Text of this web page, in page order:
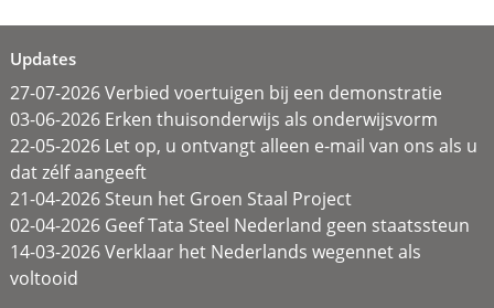
Updates
27-07-2026 Verbied voertuigen bij een demonstratie
03-06-2026 Erken thuisonderwijs als onderwijsvorm
22-05-2026 Let op, u ontvangt alleen e-mail van ons als u
dat zélf aangeeft
21-04-2026 Steun het Groen Staal Project
02-04-2026 Geef Tata Steel Nederland geen staatssteun
14-03-2026 Verklaar het Nederlands wegennet als
voltooid